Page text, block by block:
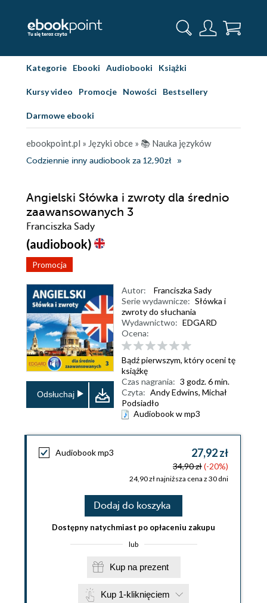
Kategorie Ebooki Audiobooki Książki
Kursy video Promocje Nowości Bestsellery
Darmowe ebooki
ebookpoint.pl » Języki obce » 📚 Nauka języków
Codziennie inny audiobook za 12,90zł
Angielski Słówka i zwroty dla średnio
zaawansowanych 3
Franciszka Sady
(audiobook)
Promocja
Odsłuchaj
Autor:
Franciszka Sady
Serie wydawnicze: Słówka i
zwroty do słuchania
Wydawnictwo: EDGARD
Ocena:
Bądź pierwszym, który oceni tę
książkę
Czas nagrania: 3 godz. 6 min.
Czyta: Andy Edwins, Michał
Podsiadło
Audiobook w mp3
Audiobook mp3 27,92 zł
34,90 zł(-20%)
24,90 zł najniższa cena z 30 dni
Dodaj do koszyka
Dostępny natychmiast po opłaceniu zakupu
lub
Kup na prezent
Kup 1-kliknięciem